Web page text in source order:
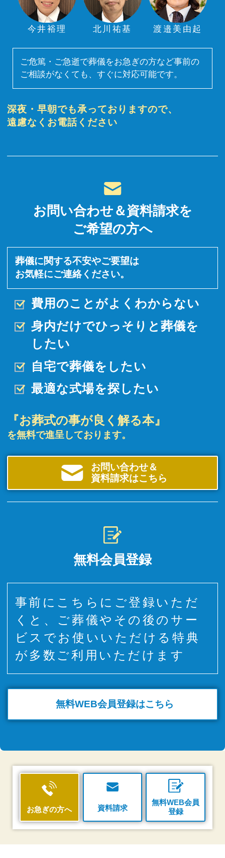
今井裕理 北川祐基 渡邉美由起
ご危篤・ご急逝で葬儀をお急ぎの方など事前の
ご相談がなくても、すぐに対応可能です。
深夜・早朝でも承っておりますので、
遠慮なくお電話ください
お問い合わせ＆資料請求を
ご希望の方へ
葬儀に関する不安やご要望は
お気軽にご連絡ください。
費用のことがよくわからない
身内だけでひっそりと 葬儀を
したい
自宅で葬儀をしたい
最適な式場を探したい
『お葬式の事が良く解る本』
を無料で進呈しております。
お問い合わせ＆
資料請求はこちら
無料会員登録
事前にこちらにご登録いただ
くと、ご葬儀やその後のサー
ビスでお使いいただける特典
が多数ご利用いただけます
無料WEB会員登録はこちら
お急ぎの方へ 資料請求
無料WEB会員
登録